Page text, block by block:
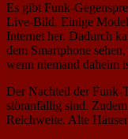
Es gibt Funk-
Live-Bild. Einige
Internet her. Dadurch
dem Smartphone
wenn niemand daheim
Der Nachteil der Funk-
störanfällig sind.
Reichweite. Alte